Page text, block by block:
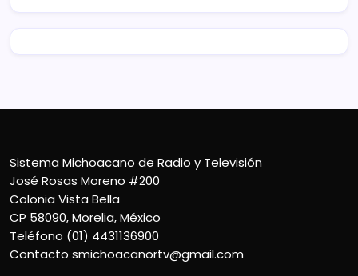
Sistema Michoacano de Radio y Televisión
José Rosas Moreno #200
Colonia Vista Bella
CP 58090, Morelia, México
Teléfono (01) 4431136900
Contacto smichoacanortv@gmail.com